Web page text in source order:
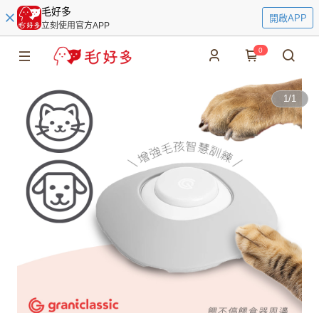
毛好多
立刻使用官方APP
開啟APP
0
1/1